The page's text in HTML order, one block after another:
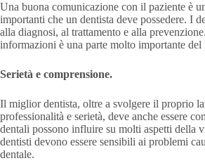
Una buona comunicazione con il paziente è
importanti che un dentista deve possedere. I
alla diagnosi, al trattamento e alla
informazioni è una parte molto importante del
Serietà e comprensione.
Il miglior dentista, oltre a svolgere il proprio
professionalità e serietà, deve anche essere
dentali possono influire su molti aspetti della
dentisti devono essere sensibili ai problemi
dentale.